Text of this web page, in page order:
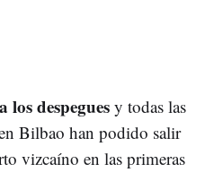
los despegues y todas las
Bilbao han podido salir
vizcaíno en las primeras